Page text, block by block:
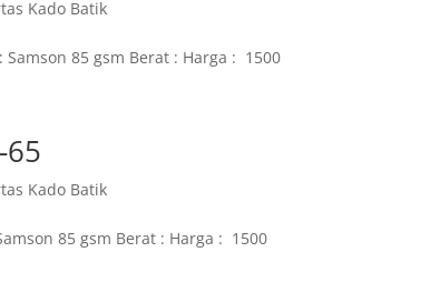
Kado Batik
85 gsm Berat : Harga : 1500
Kado Batik
85 gsm Berat : Harga : 1500